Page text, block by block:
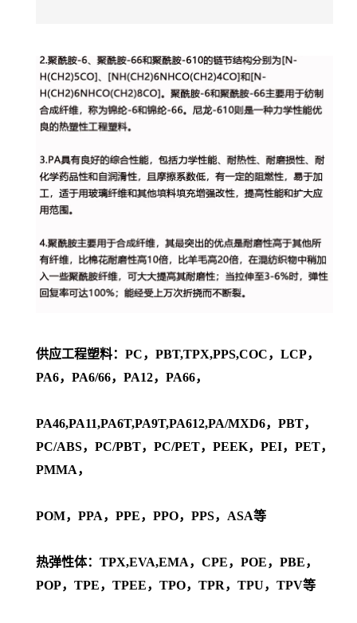
供应工程塑料：PC，PBT,TPX,PPS,COC，LCP，
PA6，PA6/66，PA12，PA66，
PA46,PA11,PA6T,PA9T,PA612,PA/MXD6，PBT，
PC/ABS，PC/PBT，PC/PET，PEEK，PEI，PET，
PMMA，
POM，PPA，PPE，PPO，PPS，ASA等
热弹性体：TPX,EVA,EMA，CPE，POE，PBE，
POP，TPE，TPEE，TPO，TPR，TPU，TPV等